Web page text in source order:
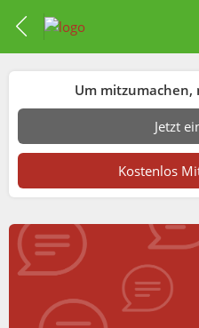
Um mitzumachen,
Jetzt
Kostenlos